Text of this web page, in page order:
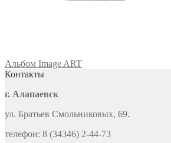
Альбом Image ART
Контакты
г. Алапаевск
ул. Братьев Смольниковых, 69.
телефон: 8 (34346) 2-44-73